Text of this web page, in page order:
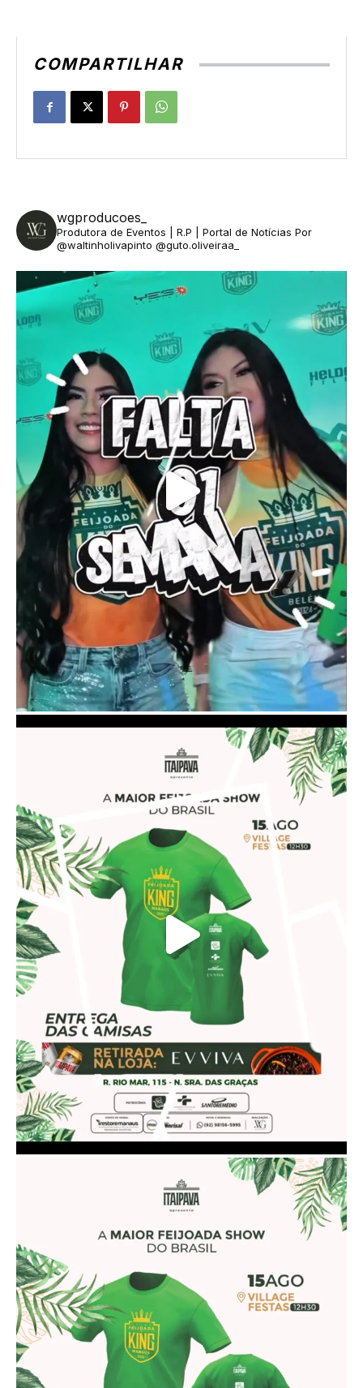
COMPARTILHAR
wgproducoes_
Produtora de Eventos | R.P | Portal de Notícias Por
@waltinholivapinto @guto.oliveiraa_